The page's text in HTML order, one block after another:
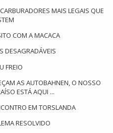
MAIS LEGAIS QUE
COM A MACACA
DESAGRADÁVEIS
FREIO
AS AUTOBAHNEN, O NOSSO
ESTÁ AQUI ...
EM TORSLANDA
RESOLVIDO